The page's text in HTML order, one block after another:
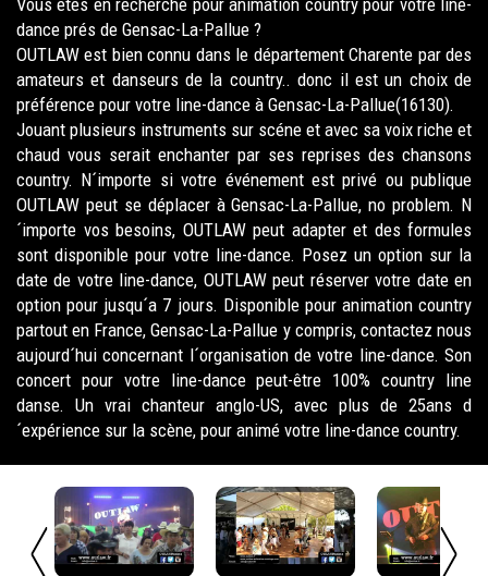
Vous êtes en recherche pour animation country pour votre line-
dance prés de Gensac-La-Pallue ?
OUTLAW est bien connu dans le département Charente par des
amateurs et danseurs de la country.. donc il est un choix de
préférence pour votre line-dance à Gensac-La-Pallue(16130).
Jouant plusieurs instruments sur scéne et avec sa voix riche et
chaud vous serait enchanter par ses reprises des chansons
country. N´importe si votre événement est privé ou publique
OUTLAW peut se déplacer à Gensac-La-Pallue, no problem. N
´importe vos besoins, OUTLAW peut adapter et des formules
sont disponible pour votre line-dance. Posez un option sur la
date de votre line-dance, OUTLAW peut réserver votre date en
option pour jusqu´a 7 jours. Disponible pour animation country
partout en France, Gensac-La-Pallue y compris, contactez nous
aujourd´hui concernant l´organisation de votre line-dance. Son
concert pour votre line-dance peut-être 100% country line
danse. Un vrai chanteur anglo-US, avec plus de 25ans d
´expérience sur la scène, pour animé votre line-dance country.